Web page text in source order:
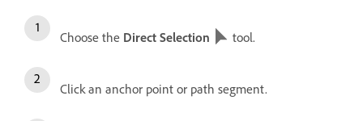
Choose the Direct Selection tool.
Click an anchor point or path segment.